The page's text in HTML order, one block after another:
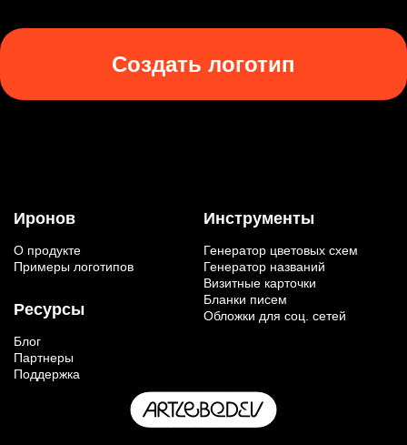
Создать логотип
Иронов
О продукте
Примеры логотипов
Ресурсы
Блог
Партнеры
Поддержка
Инструменты
Генератор цветовых схем
Генератор названий
Визитные карточки
Бланки писем
Обложки для соц. сетей